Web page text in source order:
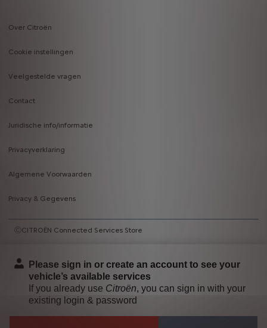
menu
Over Citroën
Cookie instellingen
Veelgestelde vragen
Contact
Juridische info/informatie
Privacyverklaring
Algemene Voorwaarden
Privacy & Gegevens
ⒸCITROËN Connected Services Store
Please sign in or create an account to see your
vehicle’s available services
If you already use Citroën, you can sign in with your
existing login & password